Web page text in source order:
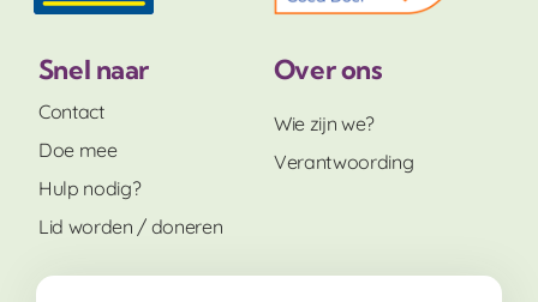
Snel naar
Contact
Doe mee
Hulp nodig?
Lid worden / doneren
Over ons
Wie zijn we?
Verantwoording